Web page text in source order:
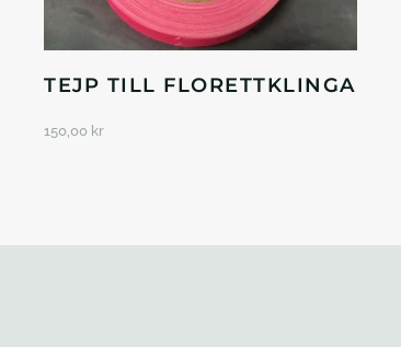
TEJP TILL FLORETTKLINGA
150,00 kr